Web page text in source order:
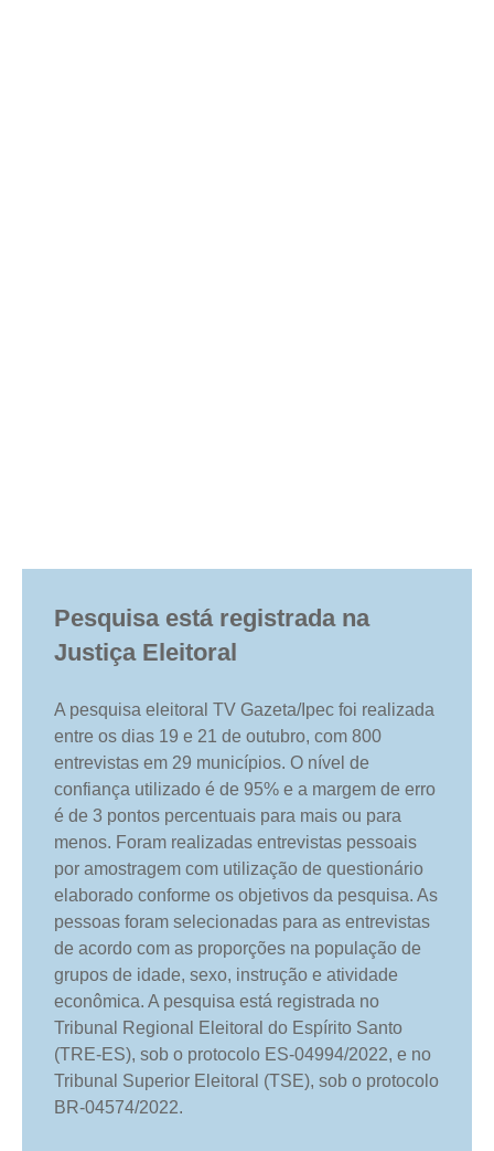
Pesquisa está registrada na
Justiça Eleitoral
A pesquisa eleitoral TV Gazeta/Ipec foi realizada
entre os dias 19 e 21 de outubro, com 800
entrevistas em 29 municípios. O nível de
confiança utilizado é de 95% e a margem de erro
é de 3 pontos percentuais para mais ou para
menos. Foram realizadas entrevistas pessoais
por amostragem com utilização de questionário
elaborado conforme os objetivos da pesquisa. As
pessoas foram selecionadas para as entrevistas
de acordo com as proporções na população de
grupos de idade, sexo, instrução e atividade
econômica. A pesquisa está registrada no
Tribunal Regional Eleitoral do Espírito Santo
(TRE-ES), sob o protocolo ES-04994/2022, e no
Tribunal Superior Eleitoral (TSE), sob o protocolo
BR-04574/2022.